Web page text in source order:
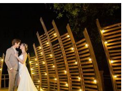
phóng
to
ấn
tượng
nhất.